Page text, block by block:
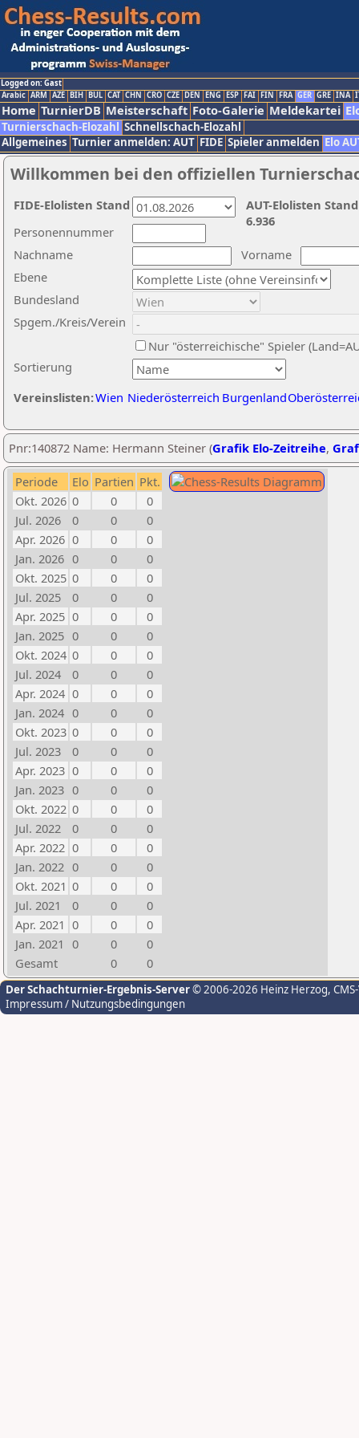
Logged on: Gast
Arabic ARM AZE BIH BUL CAT CHN CRO CZE DEN ENG ESP FAI FIN FRA GER GRE INA
Home TurnierDB Meisterschaft Foto-Galerie Meldekartei
Turnierschach-Elozahl Schnellschach-Elozahl
Allgemeines Turnier anmelden: AUT FIDE Spieler anmelden Elo
Willkommen bei den offiziellen
Nachname
Vorname
Ebene
Sortierung
Personennummer
Bundesland
Spgem./Kreis/Verein
Nur "österreichische" Spieler
Vereinslisten:Wien Niederösterreich Burgenland
AUT-Elolisten
6.936
FIDE-Elolisten Stand
Pnr:140872 Name: Hermann Steiner (Grafik Elo-Zeitreihe,
Periode Elo Partien Pkt.
Okt. 2026 0 0
0
Jul. 2026
0 0
0
Apr. 2026 0 0
0
Jan. 2026 0 0
0
Okt. 2025 0 0
0
Jul. 2025
0 0
0
Apr. 2025 0 0
0
Jan. 2025 0 0
0
Okt. 2024 0 0
0
Jul. 2024
0 0
0
Apr. 2024 0 0
0
Jan. 2024 0 0
0
Okt. 2023 0 0
0
Jul. 2023
0 0
0
Apr. 2023 0 0
0
Jan. 2023 0 0
0
Okt. 2022 0 0
0
Jul. 2022
0 0
0
Apr. 2022 0 0
0
Jan. 2022 0 0
0
Okt. 2021 0 0
0
Jul. 2021
0 0
0
Apr. 2021 0 0
0
Jan. 2021 0 0
0
Gesamt
0 0
Der Schachturnier-Ergebnis-Server© 2006-2026 Heinz Herzog,
Impressum / Nutzungsbedingungen